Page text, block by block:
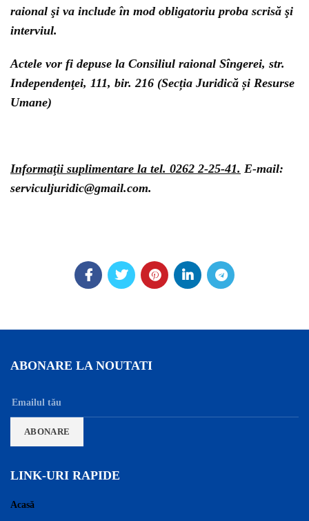
raional şi va include în mod obligatoriu proba scrisă şi
interviul.
Actele vor fi depuse la Consiliul raional Sîngerei, str.
Independenţei, 111, bir. 216 (Secția Juridică și Resurse
Umane)
Informaţii suplimentare la tel. 0262 2-25-41. E-mail:
serviculjuridic@gmail.com.
ABONARE LA NOUTATI
LINK-URI RAPIDE
Acasă